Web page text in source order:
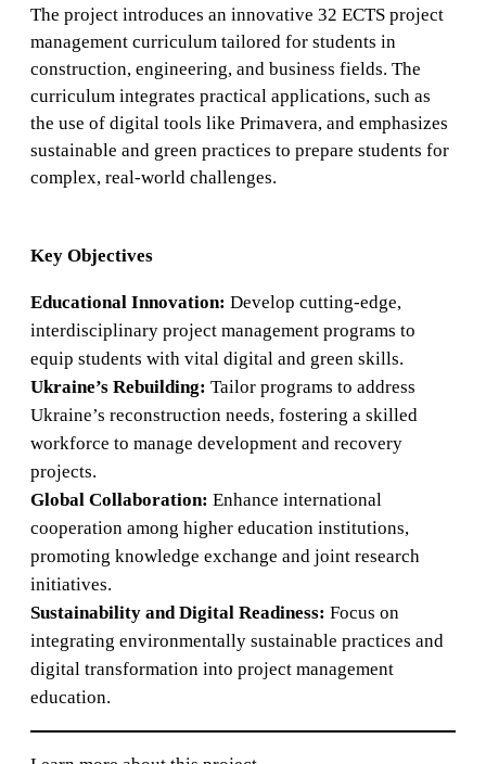
The project introduces an innovative 32 ECTS project
management curriculum tailored for students in
construction, engineering, and business fields. The
curriculum integrates practical applications, such as
the use of digital tools like Primavera, and emphasizes
sustainable and green practices to prepare students for
complex, real-world challenges.
Key Objectives
Educational Innovation: Develop cutting-edge,
interdisciplinary project management programs to
equip students with vital digital and green skills.
Ukraine’s Rebuilding: Tailor programs to address
Ukraine’s reconstruction needs, fostering a skilled
workforce to manage development and recovery
projects.
Global Collaboration: Enhance international
cooperation among higher education institutions,
promoting knowledge exchange and joint research
initiatives.
Sustainability and Digital Readiness: Focus on
integrating environmentally sustainable practices and
digital transformation into project management
education.